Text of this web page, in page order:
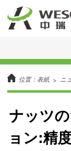
位置： 表紙 > ニ
ナッツ
ョン:精